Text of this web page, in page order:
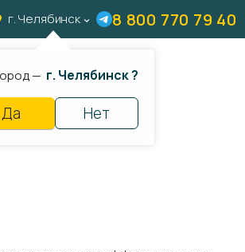
г. Челябинск
— г. Челябинск ?
Да Нет
8 800 770 79 40